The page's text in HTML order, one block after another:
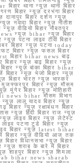
थाना न्यूज़ थाना बिहार
बिहार न्यूज़ दरभंगा बिहार
दानापुर बिहार दर्शन न्यूज़
नवादा बिहार न्यूज़ नीतीश
वीडियो बिहार नौबतपुर
न्यूज़ bihar न्यूज़ बिहार
पटना लाइव टीवी बिहार
बिहार न्यूज़ पटना today
बिहार न्यूज़ फसल बिहार
बिहार bihar news बाढ़
बिहार न्यूज़ बाढ़ बिहार न्यूज़
न्यूज़ बांका बिहार bihar
बिहार न्यूज़ भेजो बिहार न्यूज़
बिहार भारत न्यूज़ भास्कर
बिहार न्यूज़ मौसम
मुंगेर बिहार न्यूज़ मोतिहारी
news bihar मौसम विभाग
न्यूज़ लालू यादव बिहार न्यूज़
बिहार न्यूज़ रक्षाबंधन बिहार
न्यूज़ हिंदी बिहार राज न्यूज़
लाइव बिहार न्यूज़ लेटेस्ट
लाइव पटना टुडे बिहार न्यूज़
बिहार न्यूज़ latest bihar
न्यूज़ वीडियो आज तक
विधानसभा न्यूज़ बिहार
न्यूज़ शराब के बारे में बिहार
शाहपुर बिहार न्यूज़ शिमला
bihar news sharab